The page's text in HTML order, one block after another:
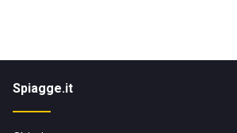
Spiagge.it